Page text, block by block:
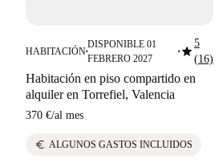
HABITACIÓN■
DISPONIBLE 01
FEBRERO 2027
■star5
(16)
Habitación en piso compartido en
alquiler en Torrefiel, Valencia
370 €/al mes
euro ALGUNOS GASTOS INCLUIDOS